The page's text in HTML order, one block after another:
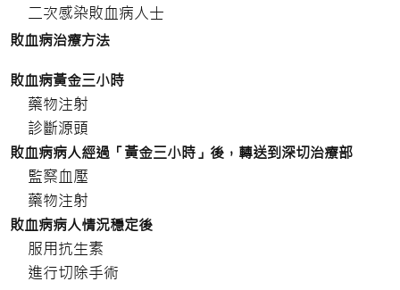
二次感染敗血病人士
敗血病治療方法
敗血病黃金三小時
藥物注射
診斷源頭
敗血病病人經過「黃金三小時」後，轉送到深切治療部
監察血壓
藥物注射
敗血病病人情況穩定後
服用抗生素
進行切除手術